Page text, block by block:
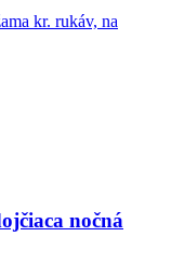
kr. rukáv, na
nočná